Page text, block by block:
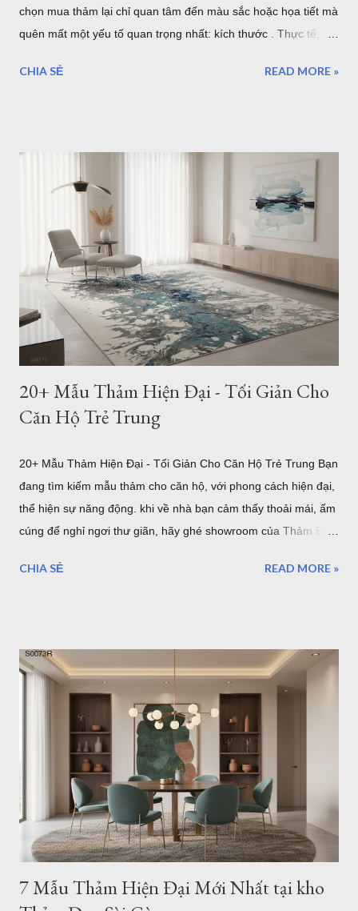
chọn mua thảm lại chỉ quan tâm đến màu sắc hoặc họa tiết mà
quên mất một yếu tố quan trọng nhất: kích thước . Thực tế,
cân đối. Ngược lại, thảm quá lớn có thể làm không gian trở
thảm phù hợp nhất. Cách Chọn Kích Thước Thảm Phòng
Khách Chuẩn Theo Từng Loại Sofa (Kèm Bảng Kích Thước) Vì
sao kích thước thảm phòng khách lại quan trọng? Trong thiết
kế nội thất, thảm không chỉ có tác dụng trang trí mà còn đóng
vai trò kết nối toàn bộ khu vực tiếp khách. Một chiếc thảm có
kích thước phù hợp sẽ tạo cảm giác cân đối, giúp bộ sofa, bàn
trà và các món đồ nội thất trở thành một tổng ...
CHIA SẺ READ MORE »
20+ Mẫu Thảm Hiện Đại - Tối Giản Cho
Căn Hộ Trẻ Trung
20+ Mẫu Thảm Hiện Đại - Tối Giản Cho Căn Hộ Trẻ Trung Bạn
đang tìm kiếm mẫu thảm cho căn hộ, với phong cách hiện đại,
thể hiện sự năng động. khi về nhà bạn cảm thấy thoải mái, ấm
cúng để nghỉ ngơi thư giãn, hãy ghé showroom của Thảm Đẹp
thảm hiện đại i0071 Trong xu hướng thiết kế nội thất hiện đại,
đồ đạc rườm rà, nhưng nhất định phải có những điểm nhấn
mang tính "gu". Và một tấm thảm hiện đại họa tiết hình học
chính là mảnh ghép hoàn hảo để khẳng định phong cách đó.
Hôm nay, Thảm Đẹp Sài Gòn sẽ giới thiệu đến bạn bộ sưu tập
20+ mẫu thảm hình học tối giản, dẫn đầu xu hướng trang trí
căn hộ trẻ trung hiện nay. Mẫu thảm tròn hiện đại b0062r 1.
Tại sao căn hộ hiện đại lại "vừa vặn" với thảm họa tiết hình
học? Họa tiết hình học (Geometri...
CHIA SẺ READ MORE »
7 Mẫu Thảm Hiện Đại Mới Nhất tại kho